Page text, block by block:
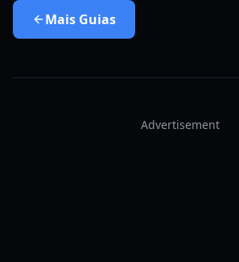
Mais Guias
Advertisement